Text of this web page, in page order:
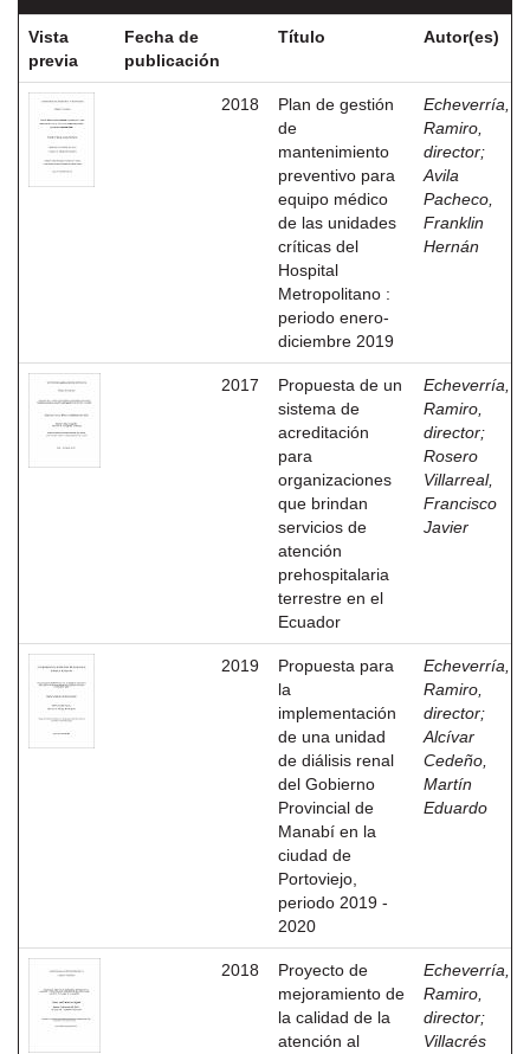
Vista
previa
Fecha de
publicación
Título Autor(es)
2018
Plan de gestión
de
mantenimiento
preventivo para
equipo médico
de las unidades
críticas del
Hospital
Metropolitano :
periodo enero-
diciembre 2019
Echeverría,
Ramiro,
director;
Avila
Pacheco,
Franklin
Hernán
2017
Propuesta de un
sistema de
acreditación
para
organizaciones
que brindan
servicios de
atención
prehospitalaria
terrestre en el
Ecuador
Echeverría,
Ramiro,
director;
Rosero
Villarreal,
Francisco
Javier
2019
Propuesta para
la
implementación
de una unidad
de diálisis renal
del Gobierno
Provincial de
Manabí en la
ciudad de
Portoviejo,
periodo 2019 -
2020
Echeverría,
Ramiro,
director;
Alcívar
Cedeño,
Martín
Eduardo
2018
Proyecto de
mejoramiento de
la calidad de la
atención al
Echeverría,
Ramiro,
director;
Villacrés